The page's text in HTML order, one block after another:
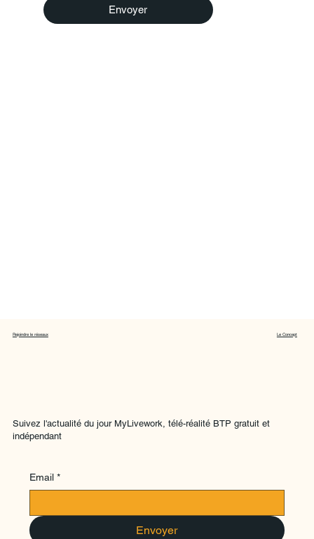
Envoyer
Rejoindre le réseaux Le Concept
Suivez l'actualité du jour MyLivework, télé-réalité BTP gratuit et
indépendant
Email *
Envoyer